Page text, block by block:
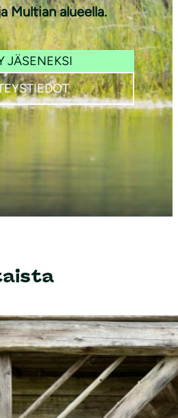
Multian alueella.
JÄSENEKSI